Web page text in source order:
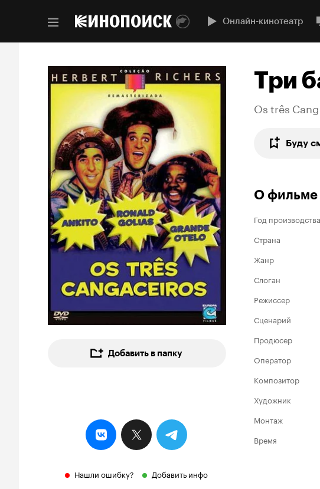
Онлайн-кинотеатр
Добавить в папку
Нашли ошибку? Добавить инфо
Три
Os três
Буду
О фильме
Год производства
Страна
Жанр
Слоган
Режиссер
Сценарий
Продюсер
Оператор
Композитор
Художник
Монтаж
Время